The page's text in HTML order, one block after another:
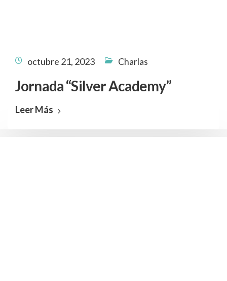
octubre 21, 2023 Charlas
Jornada “Silver Academy”
Leer Más